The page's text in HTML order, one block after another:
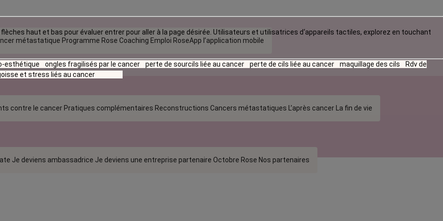
métastatique Programme Rose Coaching Emploi RoseApp l’application mobile
contre le cancer Pratiques complémentaires Reconstructions Cancers métastatiques L’après cancer La fin de vie
Je deviens ambassadrice Je deviens une entreprise partenaire Octobre Rose Nos partenaires
haut et bas pour évaluer entrer pour aller à la page désirée. Utilisateurs et utilisatrices d‘appareils tactiles, explorez en touchant
esthétique ongles fragilisés par le cancer perte de sourcils liée au cancer perte de cils liée au cancer maquillage des cils
Rdv de
et stress liés au cancer